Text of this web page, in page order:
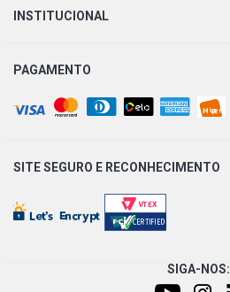
INSTITUCIONAL
PAGAMENTO
SITE SEGURO E RECONHECIMENTO
SIGA-NOS: